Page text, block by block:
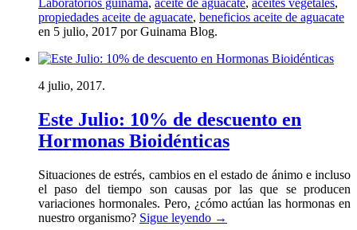
Laboratorios guinama, aceite de aguacate, aceites vegetales,
propiedades aceite de aguacate, beneficios aceite de aguacate
en 5 julio, 2017 por Guinama Blog.
4 julio, 2017.
Este Julio: 10% de descuento en
Hormonas Bioidénticas
Situaciones de estrés, cambios en el estado de ánimo e incluso
el paso del tiempo son causas por las que se producen
variaciones hormonales. Pero, ¿cómo actúan las hormonas en
nuestro organismo? Sigue leyendo →